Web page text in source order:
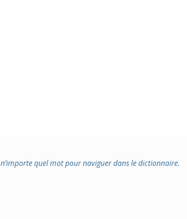
quel mot pour naviguer dans le dictionnaire.